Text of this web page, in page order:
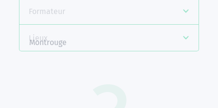
Formateur
Lieux
Montrouge